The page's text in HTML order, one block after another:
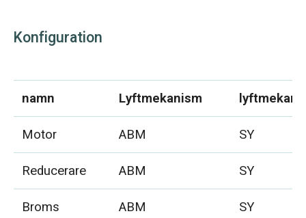
Konfiguration
namn Lyftmekanism
Motor
ABM
SY
Reducerare
ABM
SY
Broms
ABM SY